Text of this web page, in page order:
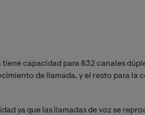
tiene capacidad para 832 canales
de llamada, y el resto para la
ya que las llamadas de voz se